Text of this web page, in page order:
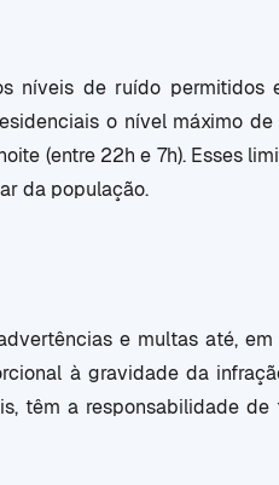
níveis de ruído permitidos
o nível máximo
(entre 22h e 7h). Esses
da população.
e multas até, em
à gravidade da
têm a responsabilidade